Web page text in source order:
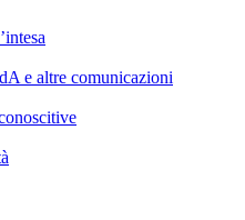
e altre comunicazioni